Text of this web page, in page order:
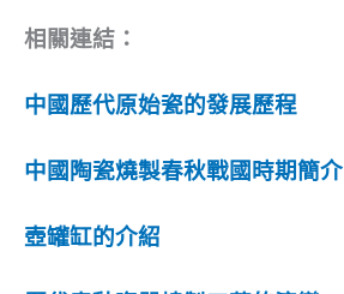
相關連結：
中國歷代原始瓷的發展歷程
中國陶瓷燒製春秋戰國時期簡介
壺罐缸的介紹